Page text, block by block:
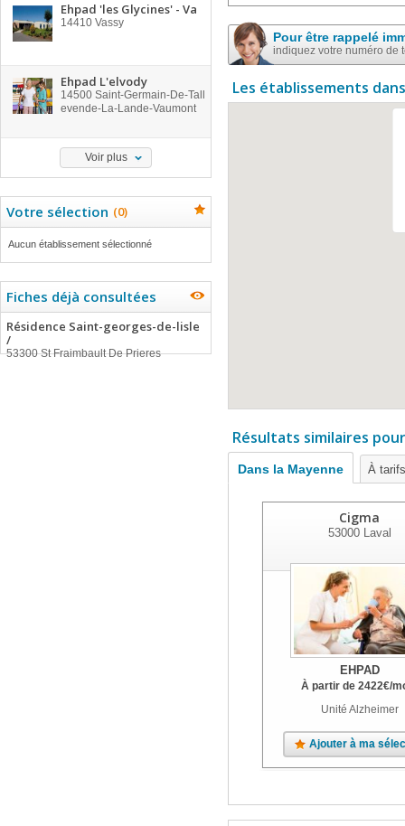
Ehpad 'les Glycines' - Va
14410 Vassy
Ehpad L'elvody
14500 Saint-Germain-De-Tall
evende-La-Lande-Vaumont
Voir plus
Votre sélection (0)
Aucun établissement sélectionné
Fiches déjà consultées
Résidence Saint-georges-de-lisle
/
53300 St Fraimbault De Prieres
Pour être rappelé
indiquez votre numéro de
Les établissements
Résultats similaires
Dans la Mayenne À
Cigma
53000Laval
EHPAD
À partir de 2422€/
Unité Alzheimer
Ajouter à ma